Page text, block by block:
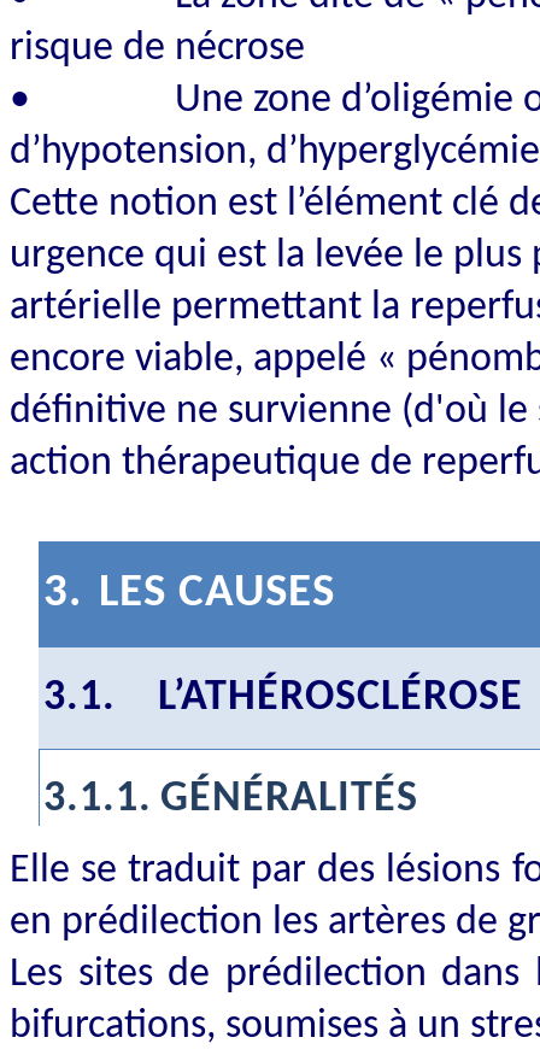
risque de nécrose
•
Une zone d’oligémie
d’hypotension,
Cette notion est l’élément clé
urgence qui est la levée le
artérielle permettant la
encore viable, appelé «
définitive ne survienne (d'où
action thérapeutique de
3. LES CAUSES
3.1. L’ATHÉROSCLÉROSE
3.1.1. GÉNÉRALITÉS
Elle se traduit par des lésions
en prédilection les artères de
Les sites de prédilection
bifurcations, soumises à un